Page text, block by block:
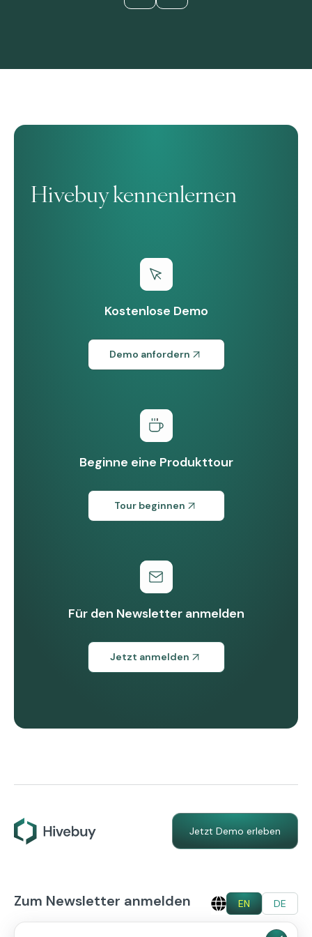
Hivebuy kennenlernen
Kostenlose Demo
Demo anfordern
Beginne eine Produkttour
Tour beginnen
Für den Newsletter anmelden
Jetzt anmelden
Jetzt Demo erleben
Zum Newsletter anmelden EN DE